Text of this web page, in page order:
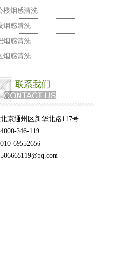
楼烟感清洗
烟感清洗
烟感清洗
烟感清洗
北京通州区新华北路117号
4000-346-119
69552656